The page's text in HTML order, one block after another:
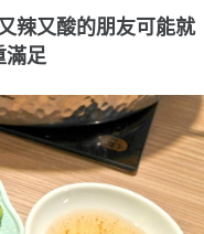
辣又酸的朋友可能就
滿足